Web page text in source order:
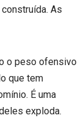
As
o peso ofensivo
que tem
É uma
exploda.